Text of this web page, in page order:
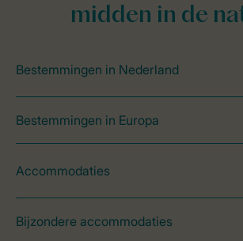
midden in de
Bestemmingen in Nederland
Bestemmingen in Europa
Accommodaties
Bijzondere accommodaties